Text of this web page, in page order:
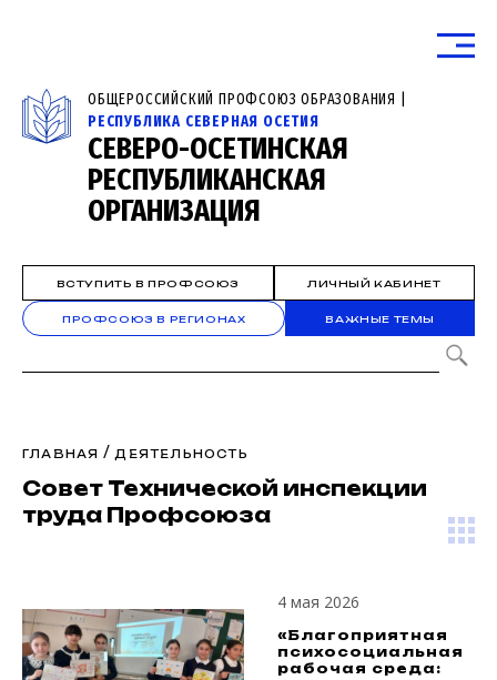
ОБЩЕРОССИЙСКИЙ ПРОФСОЮЗ ОБРАЗОВАНИЯ |
РЕСПУБЛИКА СЕВЕРНАЯ ОСЕТИЯ
СЕВЕРО-ОСЕТИНСКАЯ
РЕСПУБЛИКАНСКАЯ
ОРГАНИЗАЦИЯ
ВСТУПИТЬ В ПРОФСОЮЗ ЛИЧНЫЙ КАБИНЕТ
ПРОФСОЮЗ В РЕГИОНАХ ВАЖНЫЕ ТЕМЫ
ГЛАВНАЯ /ДЕЯТЕЛЬНОСТЬ
Совет Технической инспекции
труда Профсоюза
4 мая 2026
«Благоприятная
психосоциальная
рабочая среда: